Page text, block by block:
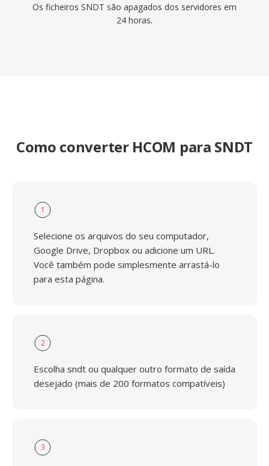
Os ficheiros SNDT são apagados dos servidores em
24 horas.
Como converter HCOM para SNDT
1
Selecione os arquivos do seu computador,
Google Drive, Dropbox ou adicione um URL.
Você também pode simplesmente arrastá-lo
para esta página.
2
Escolha sndt ou qualquer outro formato de saída
desejado (mais de 200 formatos compatíveis)
3